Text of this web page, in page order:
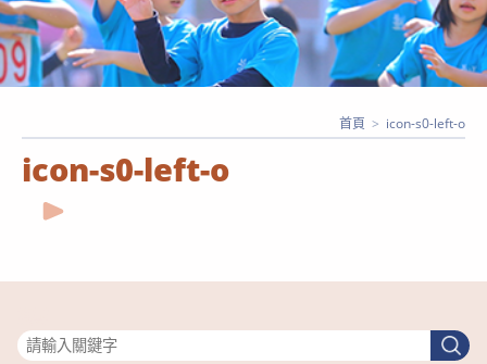
icon-s0-left-o
首頁 > icon-s0-left-o
搜
尋